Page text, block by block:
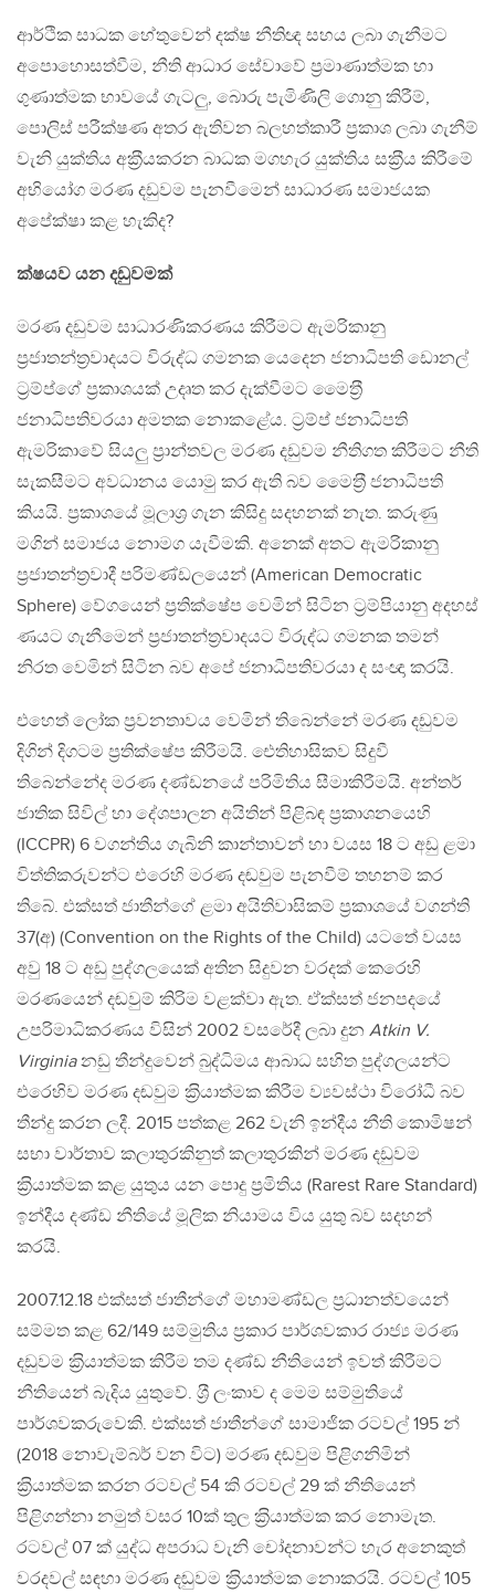
ආර්ථික සාධක හේතුවෙන් දක්ෂ නීතිඥ සහය ලබා ගැනීමට
අපොහොසත්වීම, නීති ආධාර සේවාවේ ප‍්‍රමාණාත්මක හා
ගුණාත්මක භාවයේ ගැටලු, බොරු පැමිණිලි ගොනු කිරීම්,
පොලිස් පරීක්ෂණ අතර ඇතිවන බලහත්කාරී ප‍්‍රකාශ ලබා ගැනීම්
වැනි යුක්තිය අක‍්‍රීයකරන බාධක මගහැර යුක්තිය සක‍්‍රීය කිරීමේ
අභියෝග මරණ දඩුවම පැනවීමෙන් සාධාරණ සමාජයක
අපේක්ෂා කළ හැකිද?
ක්ෂයව යන දඩුවමක්
මරණ දඩුවම සාධාරණිකරණය කිරීමට ඇමරිකානු
ප‍්‍රජාතන්ත‍්‍රවාදයට විරුද්ධ ගමනක යෙදෙන ජනාධිපති ඩොනල්
ට‍්‍රම්ප්ගේ ප‍්‍රකාශයක් උදෘත කර දැක්වීමට මෛත‍්‍රී
ජනාධිපතිවරයා අමතක නොකළේය. ට‍්‍රම්ප් ජනාධිපති
ඇමරිකාවේ සියලු ප‍්‍රාන්තවල මරණ දඩුවම නීතිගත කිරීමට නීති
සැකසීමට අවධානය යොමු කර ඇති බව මෛත‍්‍රී ජනාධිපති
කියයි. ප‍්‍රකාශයේ මූලාශ‍්‍ර ගැන කිසිදු සදහනක් නැත. කරුණු
මගින් සමාජය නොමග යැවීමකි. අනෙක් අතට ඇමරිකානු
ප‍්‍රජාතන්ත‍්‍රවාදී පරිමණ්ඩලයෙන් (American Democratic
Sphere) වේගයෙන් ප‍්‍රතික්ෂේප වෙමින් සිටින ට‍්‍රම්පියානු අදහස්
ණයට ගැනීමෙන් ප‍්‍රජාතන්ත‍්‍රවාදයට විරුද්ධ ගමනක තමන්
නිරත වෙමින් සිටින බව අපේ ජනාධිපතිවරයා ද සංඥා කරයි.
එහෙත් ලෝක ප‍්‍රවනතාවය වෙමින් තිබෙන්නේ මරණ දඩුවම
දිගින් දිගටම ප‍්‍රතික්ෂේප කිරීමයි. ඓතිහාසිකව සිදුවී
තිබෙන්නේද මරණ දණ්ඩනයේ පරිමිතිය සීමාකිරීමයි. අන්තර්
ජාතික සිවිල් හා දේශපාලන අයිතින් පිළිබඳ ප‍්‍රකාශනයෙහි
(ICCPR) 6 වගන්තිය ගැබිනි කාන්තාවන් හා වයස 18 ට අඩු ළමා
විත්තිකරුවන්ට එරෙහි මරණ දඬවුම පැනවීම් තහනම් කර
තිබේ. එක්සත් ජාතීන්ගේ ළමා අයිතිවාසිකම් ප‍්‍රකාශයේ වගන්ති
37(අ) (Convention on the Rights of the Child) යටතේ වයස
අවු 18 ට අඩු පුද්ගලයෙක් අතින සිදුවන වරදක් කෙරෙහි
මරණයෙන් දඬවුම් කිරිම වළක්වා ඇත. ඒක්සත් ජනපදයේ
උපරිමාධිකරණය විසින් 2002 වසරේදී ලබා දුන Atkin V.
Virginiaනඩු තීන්දුවෙන් බුද්ධිමය ආබාධ සහිත පුද්ගලයන්ට
එරෙහිව මරණ දඬවුම ක‍්‍රියාත්මක කිරීම ව්‍යවස්ථා විරෝධී බව
තීන්දු කරන ලදී. 2015 පත්කළ 262 වැනි ඉන්දීය නීති කොමිෂන්
සභා වාර්තාව කලාතුරකිනුත් කලාතුරකින් මරණ දඩුවම
ක‍්‍රියාත්මක කළ යුතුය යන පොදු ප‍්‍රමිතිය (Rarest Rare Standard)
ඉන්දීය දණ්ඩ නීතියේ මූලික නියාමය විය යුතු බව සදහන්
කරයි.
2007.12.18 එක්සත් ජාතීන්ගේ මහාමණ්ඩල ප‍්‍රධානත්වයෙන්
සම්මත කළ 62/149 සම්මුතිය ප‍්‍රකාර පාර්ශවකාර රාජ්‍ය මරණ
දඩුවම ක‍්‍රියාත්මක කිරීම තම දණ්ඩ නීතියෙන් ඉවත් කිරීමට
නීතියෙන් බැදිය යුතුවේ. ශ‍්‍රී ලංකාව ද මෙම සම්මුතියේ
පාර්ශවකරුවෙකි. එක්සත් ජාතීන්ගේ සාමාජික රටවල් 195 න්
(2018 නොවැම්බර් වන විට) මරණ දඬවුම පිළිගනිමින්
ක‍්‍රියාත්මක කරන රටවල් 54 කි රටවල් 29 ක් නීතියෙන්
පිළිගන්නා නමුත් වසර 10ක් තුල ක‍්‍රියාත්මක කර නොමැත.
රටවල් 07 ක් යුද්ධ අපරාධ වැනි චෝදනාවන්ට හැර අනෙකුත්
වරදවල් සඳහා මරණ දඬුවම ක‍්‍රියාත්මක නොකරයි. රටවල් 105